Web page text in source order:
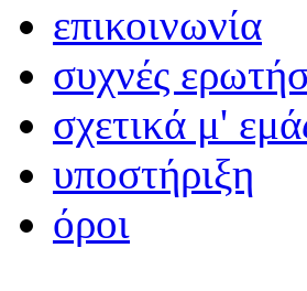
επικοινωνία
συχνές
σχετικά μ'
υποστήριξη
όροι